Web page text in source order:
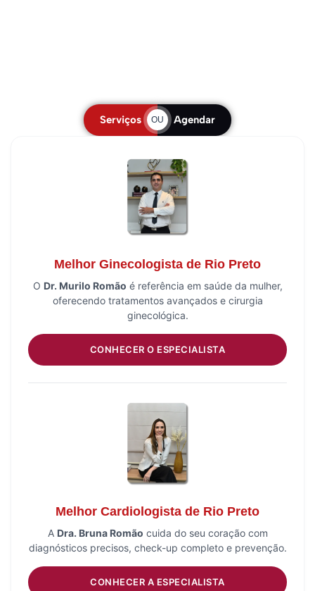
Serviços OU Agendar
Melhor Ginecologista de Rio Preto
O Dr. Murilo Romão é referência em saúde da mulher,
oferecendo tratamentos avançados e cirurgia
ginecológica.
CONHECER O ESPECIALISTA
Melhor Cardiologista de Rio Preto
A Dra. Bruna Romão cuida do seu coração com
diagnósticos precisos, check-up completo e prevenção.
CONHECER A ESPECIALISTA